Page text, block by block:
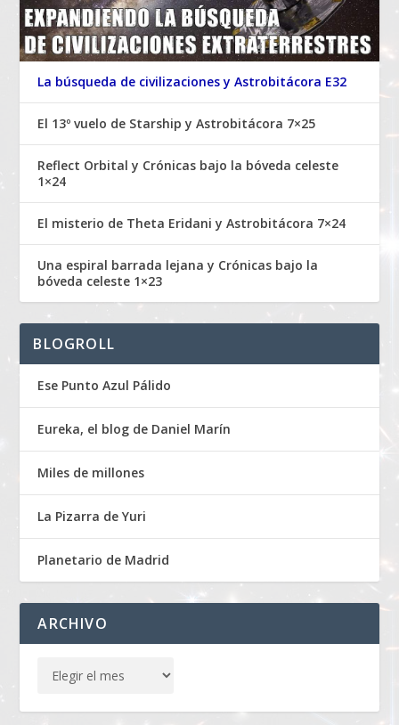
La búsqueda de civilizaciones y Astrobitácora E32
El 13º vuelo de Starship y Astrobitácora 7×25
Reflect Orbital y Crónicas bajo la bóveda celeste
1×24
El misterio de Theta Eridani y Astrobitácora 7×24
Una espiral barrada lejana y Crónicas bajo la
bóveda celeste 1×23
BLOGROLL
Ese Punto Azul Pálido
Eureka, el blog de Daniel Marín
Miles de millones
La Pizarra de Yuri
Planetario de Madrid
ARCHIVO